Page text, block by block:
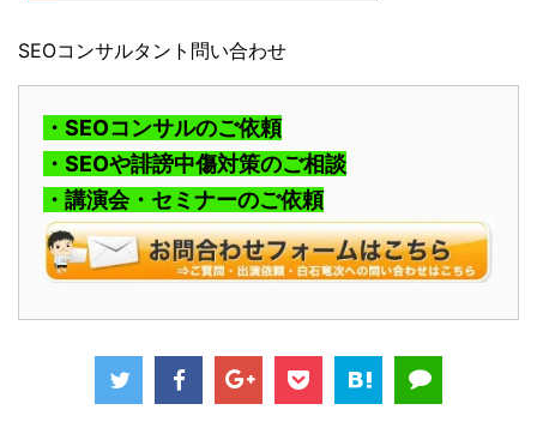
SEOコンサルタント問い合わせ
・SEOコンサルのご依頼
・SEOや誹謗中傷対策のご相談
・講演会・セミナーのご依頼